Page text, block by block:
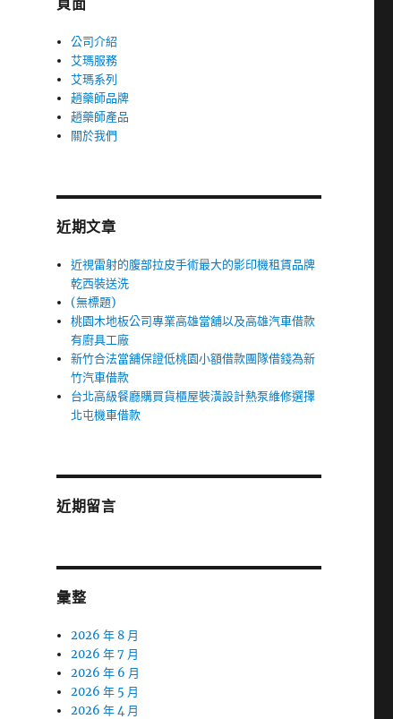
頁面
公司介紹
艾瑪服務
艾瑪系列
趙藥師品牌
趙藥師產品
關於我們
近期文章
近視雷射的腹部拉皮手術最大的影印機租賃品牌
乾西裝送洗
(無標題)
桃園木地板公司專業高雄當舖以及高雄汽車借款
有廚具工廠
新竹合法當舖保證低桃園小額借款團隊借錢為新
竹汽車借款
台北高級餐廳購買貨櫃屋裝潢設計熱泵維修選擇
北屯機車借款
近期留言
彙整
2026 年 8 月
2026 年 7 月
2026 年 6 月
2026 年 5 月
2026 年 4 月